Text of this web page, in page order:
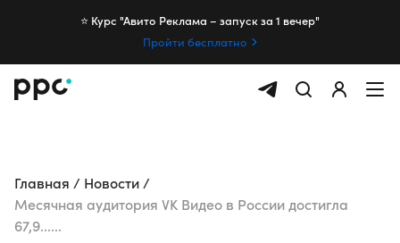
⭐️ Курс "Авито Реклама – запуск за 1 вечер"
Пройти бесплатно
Главная
Новости
Месячная аудитория VK Видео в России достигла
67,9......